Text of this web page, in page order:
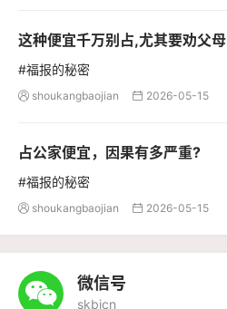
这种便宜千万别占,尤其要劝父母
#福报的秘密
 shoukangbaojian  2026-05-15
占公家便宜，因果有多严重?
#福报的秘密
 shoukangbaojian  2026-05-15
 微信号
skbjcn